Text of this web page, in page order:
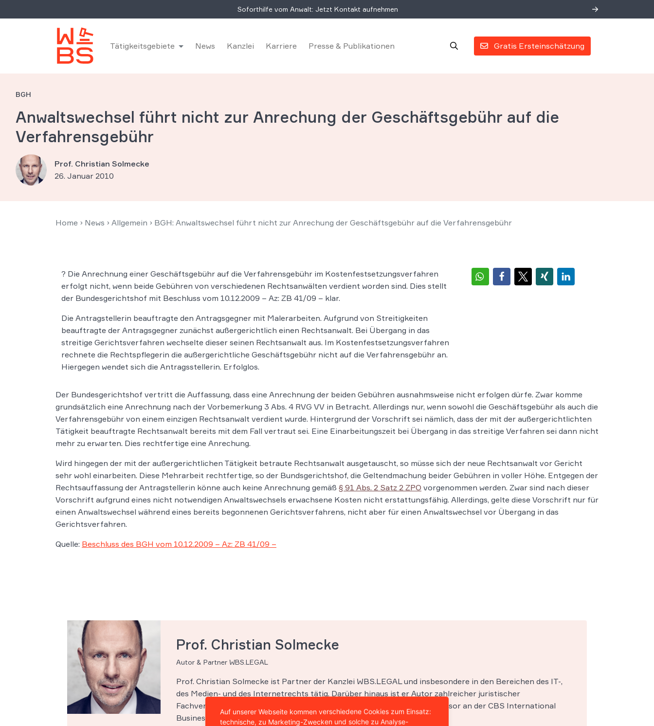
Soforthilfe vom Anwalt: Jetzt Kontakt aufnehmen
Gratis Ersteinschätzung
Tätigkeitsgebiete News Kanzlei Karriere Presse & Publikationen
BGH
Anwaltswechsel führt nicht zur Anrechung der Geschäftsgebühr auf die
Verfahrensgebühr
Prof. Christian Solmecke
26. Januar 2010
Home › News › Allgemein › BGH: Anwaltswechsel führt nicht zur Anrechung der Geschäftsgebühr auf die Verfahrensgebühr
? Die Anrechnung einer Geschäftsgebühr auf die Verfahrensgebühr im Kostenfestsetzungsverfahren
erfolgt nicht, wenn beide Gebühren von verschiedenen Rechtsanwälten verdient worden sind. Dies stellt
der Bundesgerichtshof mit Beschluss vom 10.12.2009 – Az: ZB 41/09 – klar.
Die Antragstellerin beauftragte den Antragsgegner mit Malerarbeiten. Aufgrund von Streitigkeiten
beauftragte der Antragsgegner zunächst außergerichtlich einen Rechtsanwalt. Bei Übergang in das
streitige Gerichtsverfahren wechselte dieser seinen Rechtsanwalt aus. Im Kostenfestsetzungsverfahren
rechnete die Rechtspflegerin die außergerichtliche Geschäftsgebühr nicht auf die Verfahrensgebühr an.
Hiergegen wendet sich die Antragsstellerin. Erfolglos.
Der Bundesgerichtshof vertritt die Auffassung, dass eine Anrechnung der beiden Gebühren ausnahmsweise nicht erfolgen dürfe. Zwar komme
grundsätzlich eine Anrechnung nach der Vorbemerkung 3 Abs. 4 RVG VV in Betracht. Allerdings nur, wenn sowohl die Geschäftsgebühr als auch die
Verfahrensgebühr von einem einzigen Rechtsanwalt verdient wurde. Hintergrund der Vorschrift sei nämlich, dass der mit der außergerichtlichten
Tätigkeit beauftragte Rechtsanwalt bereits mit dem Fall vertraut sei. Eine Einarbeitungszeit bei Übergang in das streitige Verfahren sei dann nicht
mehr zu erwarten. Dies rechtfertige eine Anrechung.
Wird hingegen der mit der außergerichtlichen Tätigkeit betraute Rechtsanwalt ausgetauscht, so müsse sich der neue Rechtsanwalt vor Gericht
sehr wohl einarbeiten. Diese Mehrarbeit rechtfertige, so der Bundsgerichtshof, die Geltendmachung beider Gebühren in voller Höhe. Entgegen der
Rechtsauffassung der Antragstellerin könne auch keine Anrechnung gemäß § 91 Abs. 2 Satz 2 ZPO vorgenommen werden. Zwar sind nach dieser
Vorschrift aufgrund eines nicht notwendigen Anwaltswechsels erwachsene Kosten nicht erstattungsfähig. Allerdings, gelte diese Vorschrift nur für
einen Anwaltswechsel während eines bereits begonnenen Gerichtsverfahrens, nicht aber für einen Anwaltswechsel vor Übergang in das
Gerichtsverfahren.
Quelle: Beschluss des BGH vom 10.12.2009 – Az: ZB 41/09 –
Prof. Christian Solmecke
Autor & Partner WBS.LEGAL
Prof. Christian Solmecke ist Partner der Kanzlei WBS.LEGAL und insbesondere in den Bereichen des IT-,
des Medien- und des Internetrechts tätig. Darüber hinaus ist er Autor zahlreicher juristischer
Fachveröffentlichungen in diesen Bereichen und lehrt als Honorarprofessor an der CBS International
Business School in Köln.
Auf unserer Webseite kommen verschiedene Cookies zum Einsatz:
technische, zu Marketing-Zwecken und solche zu Analyse-